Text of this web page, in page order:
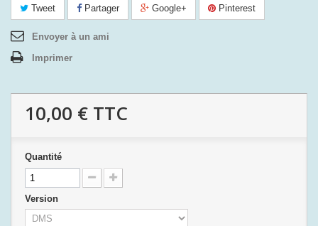
Tweet Partager Google+ Pinterest
Envoyer à un ami
Imprimer
10,00 € TTC
Quantité
Version